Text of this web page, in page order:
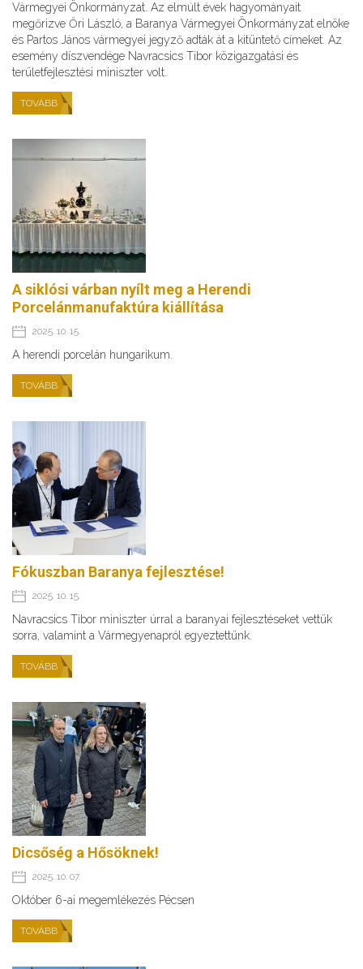
Vármegyei Önkormányzat. Az elmúlt évek hagyományait
megőrizve Őri László, a Baranya Vármegyei Önkormányzat elnöke
és Partos János vármegyei jegyző adták át a kitüntető címeket. Az
esemény díszvendége Navracsics Tibor közigazgatási és
területfejlesztési miniszter volt.
TOVÁBB
A siklósi várban nyílt meg a Herendi
Porcelánmanufaktúra kiállítása
2025. 10. 15.
A herendi porcelán hungarikum.
TOVÁBB
Fókuszban Baranya fejlesztése!
2025. 10. 15.
Navracsics Tibor miniszter úrral a baranyai fejlesztéseket vettük
sorra, valamint a Vármegyenapról egyeztettünk.
TOVÁBB
Dicsőség a Hősöknek!
2025. 10. 07.
Október 6-ai megemlékezés Pécsen
TOVÁBB